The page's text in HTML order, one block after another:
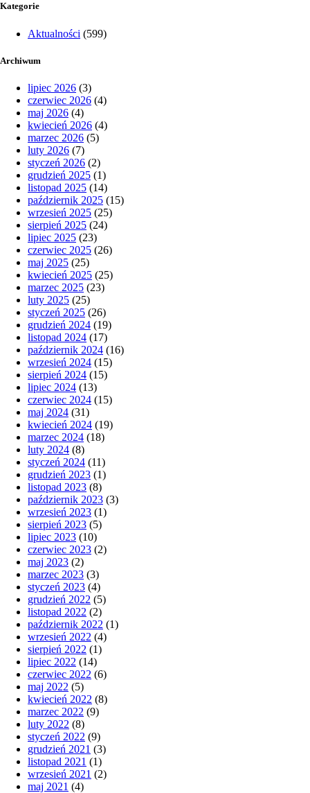
Kategorie
Aktualności (599)
Archiwum
lipiec 2026 (3)
czerwiec 2026 (4)
maj 2026 (4)
kwiecień 2026 (4)
marzec 2026 (5)
luty 2026 (7)
styczeń 2026 (2)
grudzień 2025 (1)
listopad 2025 (14)
październik 2025 (15)
wrzesień 2025 (25)
sierpień 2025 (24)
lipiec 2025 (23)
czerwiec 2025 (26)
maj 2025 (25)
kwiecień 2025 (25)
marzec 2025 (23)
luty 2025 (25)
styczeń 2025 (26)
grudzień 2024 (19)
listopad 2024 (17)
październik 2024 (16)
wrzesień 2024 (15)
sierpień 2024 (15)
lipiec 2024 (13)
czerwiec 2024 (15)
maj 2024 (31)
kwiecień 2024 (19)
marzec 2024 (18)
luty 2024 (8)
styczeń 2024 (11)
grudzień 2023 (1)
listopad 2023 (8)
październik 2023 (3)
wrzesień 2023 (1)
sierpień 2023 (5)
lipiec 2023 (10)
czerwiec 2023 (2)
maj 2023 (2)
marzec 2023 (3)
styczeń 2023 (4)
grudzień 2022 (5)
listopad 2022 (2)
październik 2022 (1)
wrzesień 2022 (4)
sierpień 2022 (1)
lipiec 2022 (14)
czerwiec 2022 (6)
maj 2022 (5)
kwiecień 2022 (8)
marzec 2022 (9)
luty 2022 (8)
styczeń 2022 (9)
grudzień 2021 (3)
listopad 2021 (1)
wrzesień 2021 (2)
maj 2021 (4)